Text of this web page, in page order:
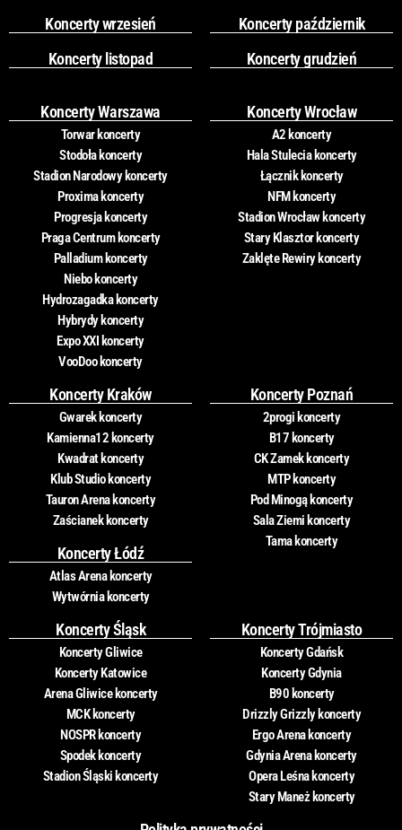
Koncerty wrzesień
Koncerty październik
Koncerty listopad
Koncerty grudzień
Koncerty Warszawa
Torwar koncerty
Stodoła koncerty
Stadion Narodowy koncerty
Proxima koncerty
Progresja koncerty
Praga Centrum koncerty
Palladium koncerty
Niebo koncerty
Hydrozagadka koncerty
Hybrydy koncerty
Expo XXI koncerty
VooDoo koncerty
Koncerty Wrocław
A2 koncerty
Hala Stulecia koncerty
Łącznik koncerty
NFM koncerty
Stadion Wrocław koncerty
Stary Klasztor koncerty
Zaklęte Rewiry koncerty
Koncerty Kraków
Gwarek koncerty
Kamienna12 koncerty
Kwadrat koncerty
Klub Studio koncerty
Tauron Arena koncerty
Zaścianek koncerty
Koncerty Łódź
Atlas Arena koncerty
Wytwórnia koncerty
Koncerty Poznań
2progi koncerty
B17 koncerty
CK Zamek koncerty
MTP koncerty
Pod Minogą koncerty
Sala Ziemi koncerty
Tama koncerty
Koncerty Śląsk
Koncerty Gliwice
Koncerty Katowice
Arena Gliwice koncerty
MCK koncerty
NOSPR koncerty
Spodek koncerty
Stadion Śląski koncerty
Koncerty Trójmiasto
Koncerty Gdańsk
Koncerty Gdynia
B90 koncerty
Drizzly Grizzly koncerty
Ergo Arena koncerty
Gdynia Arena koncerty
Opera Leśna koncerty
Stary Maneż koncerty